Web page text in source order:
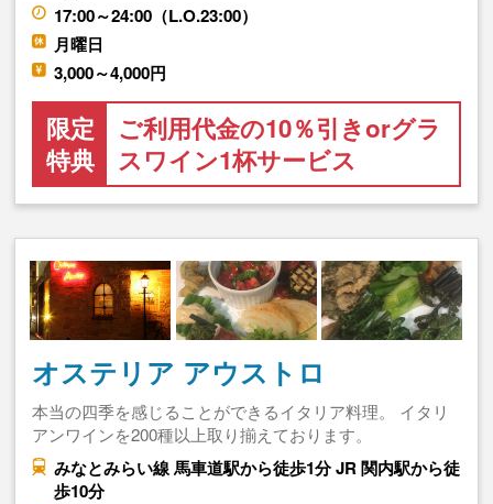
17:00～24:00（L.O.23:00）
月曜日
3,000～4,000円
限定
特典
ご利用代金の10％引きorグラ
スワイン1杯サービス
オステリア アウストロ
本当の四季を感じることができるイタリア料理。 イタリ
アンワインを200種以上取り揃えております。
みなとみらい線 馬車道駅から徒歩1分 JR 関内駅から徒
歩10分